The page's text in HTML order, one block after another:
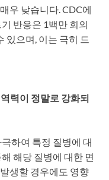
우 낮습니다. CDC에
반응은 1백만 회의
있으며, 이는 극히 드
력이 정말로 강화되
하여 특정 질병에 대
해당 질병에 대한 면
생할 경우에도 영향